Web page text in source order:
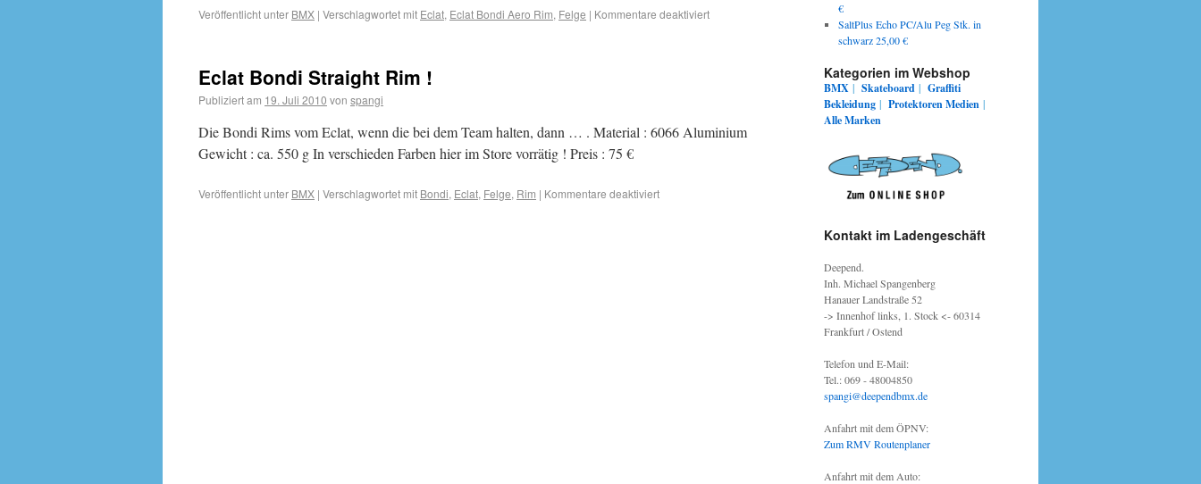
Veröffentlicht unter BMX | Verschlagwortet mit Eclat, Eclat Bondi Aero Rim, Felge | Kommentare deaktiviert
Eclat Bondi Straight Rim !
Publiziert am 19. Juli 2010 von spangi
Die Bondi Rims vom Eclat, wenn die bei dem Team halten, dann … . Material : 6066 Aluminium
Gewicht : ca. 550 g In verschieden Farben hier im Store vorrätig ! Preis : 75 €
Veröffentlicht unter BMX | Verschlagwortet mit Bondi, Eclat, Felge, Rim | Kommentare deaktiviert
€
SaltPlus Echo PC/Alu Peg Stk. in
schwarz 25,00 €
Kategorien im Webshop
BMX | Skateboard | Graffiti
Bekleidung | ProtektorenMedien |
Alle Marken
Kontakt im Ladengeschäft
Deepend.
Inh. Michael Spangenberg
Hanauer Landstraße 52
-> Innenhof links, 1. Stock <- 60314
Frankfurt / Ostend
Telefon und E-Mail:
Tel.: 069 - 48004850
spangi@deependbmx.de
Anfahrt mit dem ÖPNV:
Zum RMV Routenplaner
Anfahrt mit dem Auto: